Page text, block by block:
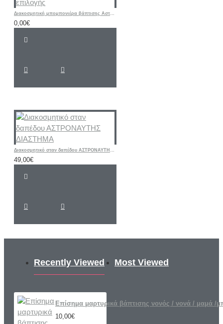
Διακοσμητική μπομπονιέρα βάπτισης Αστέρι με ετικέτα δικής σας επιλογής
0,00€
Διακοσμητικό σταν δαπέδου ΑΣΤΡΟΝΑΥΤΗΣ ΔΙΑΣΤΗΜΑ
49,00€
Recently Viewed Most Viewed
Επίσημα μαρτυρικά βάπτισης νονός / νονά / μαμά /
10,00€